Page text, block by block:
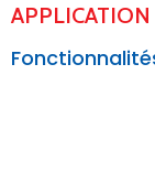
APPLICATION